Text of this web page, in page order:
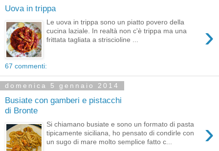
Uova in trippa
›
Le uova in trippa sono un piatto povero della
cucina laziale. In realtà non c'è trippa ma una
frittata tagliata a striscioline ...
67 commenti:
domenica 5 gennaio 2014
Busiate con gamberi e pistacchi
di Bronte
›
Si chiamano busiate e sono un formato di pasta
tipicamente siciliana, ho pensato di condirle con
un sugo di mare molto semplice fatto c...